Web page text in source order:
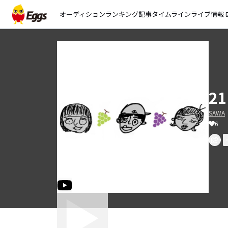
オーディションランキング記事タイムラインライブ情報
21
SAWA
6